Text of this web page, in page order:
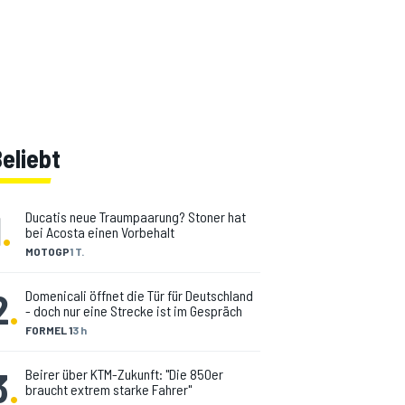
. MOTOGP1 T.
Ducatis neue Traumpaarung? Stoner hat
bei Acosta einen Vorbehalt
. FORMEL 13 h
Domenicali öffnet die Tür für Deutschland
- doch nur eine Strecke ist im Gespräch
. Beirer über KTM-Zukunft: "Die 850er
braucht extrem starke Fahrer"